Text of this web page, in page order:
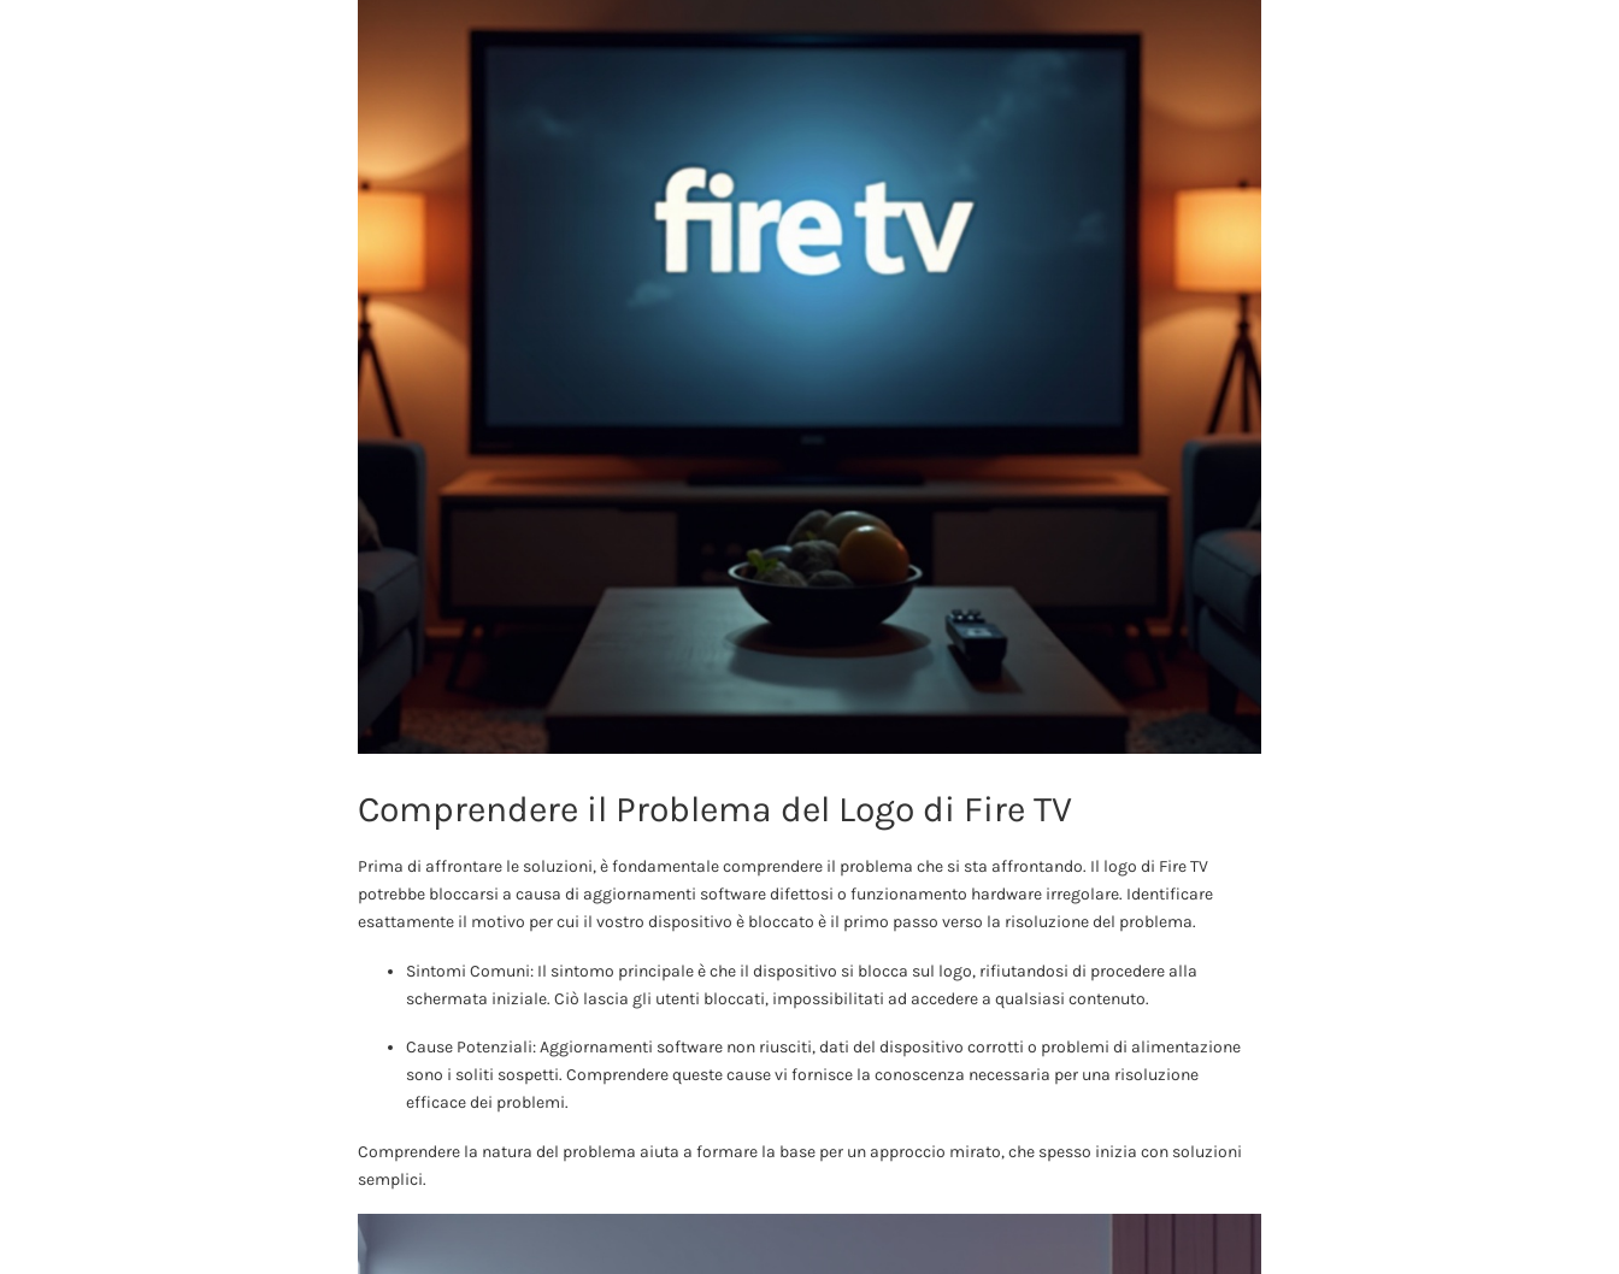
Comprendere il Problema del Logo di Fire TV
Prima di affrontare le soluzioni, è fondamentale comprendere il problema che si sta affrontando. Il logo di Fire TV
potrebbe bloccarsi a causa di aggiornamenti software difettosi o funzionamento hardware irregolare. Identificare
esattamente il motivo per cui il vostro dispositivo è bloccato è il primo passo verso la risoluzione del problema.
Sintomi Comuni: Il sintomo principale è che il dispositivo si blocca sul logo, rifiutandosi di procedere alla
schermata iniziale. Ciò lascia gli utenti bloccati, impossibilitati ad accedere a qualsiasi contenuto.
Cause Potenziali: Aggiornamenti software non riusciti, dati del dispositivo corrotti o problemi di alimentazione
sono i soliti sospetti. Comprendere queste cause vi fornisce la conoscenza necessaria per una risoluzione
efficace dei problemi.
Comprendere la natura del problema aiuta a formare la base per un approccio mirato, che spesso inizia con soluzioni
semplici.